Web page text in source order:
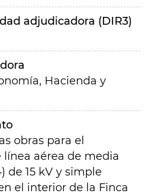
adjudicadora (DIR3)
Hacienda y
obras para el
aérea de media
de 15 kV y simple
el interior de la Finca